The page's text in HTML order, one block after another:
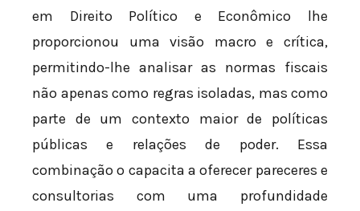
em Direito Político e Econômico lhe
proporcionou uma visão macro e crítica,
permitindo-lhe analisar as normas fiscais
não apenas como regras isoladas, mas como
parte de um contexto maior de políticas
públicas e relações de poder. Essa
combinação o capacita a oferecer pareceres e
consultorias com uma profundidade